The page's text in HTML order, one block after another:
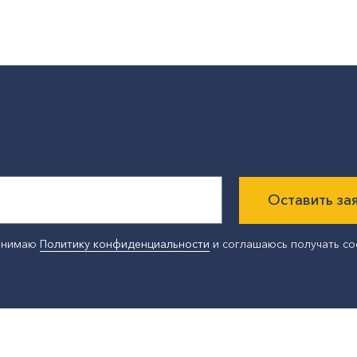
Оставить
Политику конфиденциальности и соглашаюсь получать